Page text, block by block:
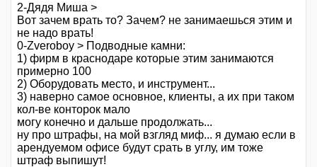
2-Дядя Миша >
Вот зачем врать то? Зачем? не занимаешься этим и
не надо врать!
0-Zveroboy > Подводные камни:
1) фирм в краснодаре которые этим занимаются
примерно 100
2) Оборудовать место, и инструмент...
3) наверно самое основное, клиенты, а их при таком
кол-ве конторок мало
могу конечно и дальше продолжать...
ну про штрафы, на мой взгляд миф... я думаю если в
арендуемом офисе будут срать в углу, им тоже
штраф выпишут!